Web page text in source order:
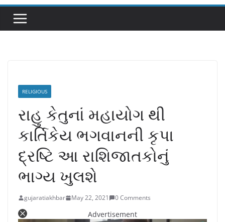
RELIGIOUS
રાહુ કેતુનાં મહાયોગ થી
કાર્તિકેય ભગવાનની કૃપા
દ્રષ્ટિ આ રાશિજાતકોનું
ભાગ્ય ખુલશે
gujaratiakhbar May 22, 2021 0 Comments
Advertisement